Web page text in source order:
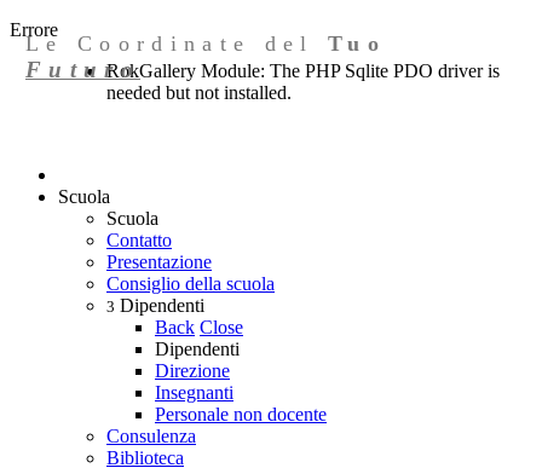
Errore
RokGallery Module: The PHP Sqlite PDO driver is
needed but not installed.
Le Coordinate delTuo
Futuro
Scuola
Scuola
Contatto
Presentazione
Consiglio della scuola
3 Dipendenti
Back Close
Dipendenti
Direzione
Insegnanti
Personale non docente
Consulenza
Biblioteca